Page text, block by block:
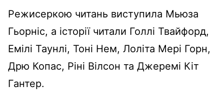
Режисеркою читань виступила Мьюза
Гьорніс, а історії читали Голлі Твайфорд,
Емілі Таунлі, Тоні Нем, Лоліта Мері Горн,
Дрю Копас, Ріні Вілсон та Джеремі Кіт
Гантер.